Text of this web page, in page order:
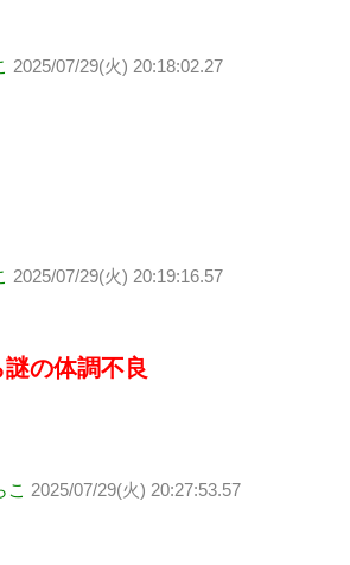
2025/07/29(火) 20:18:02.27
2025/07/29(火) 20:19:16.57
の体調不良
こ 2025/07/29(火) 20:27:53.57